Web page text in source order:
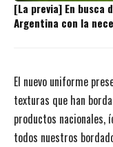
[La previa] En busca
Argentina con la
El nuevo uniforme
texturas que han
productos nacionales,
todos nuestros